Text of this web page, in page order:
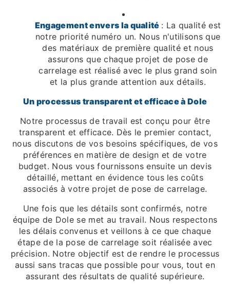
Engagement envers la qualité : La qualité est
notre priorité numéro un. Nous n'utilisons que
des matériaux de première qualité et nous
assurons que chaque projet de pose de
carrelage est réalisé avec le plus grand soin
et la plus grande attention aux détails.
Un processus transparent et efficace à Dole
Notre processus de travail est conçu pour être
transparent et efficace. Dès le premier contact,
nous discutons de vos besoins spécifiques, de vos
préférences en matière de design et de votre
budget. Nous vous fournissons ensuite un devis
détaillé, mettant en évidence tous les coûts
associés à votre projet de pose de carrelage.
Une fois que les détails sont confirmés, notre
équipe de Dole se met au travail. Nous respectons
les délais convenus et veillons à ce que chaque
étape de la pose de carrelage soit réalisée avec
précision. Notre objectif est de rendre le processus
aussi sans tracas que possible pour vous, tout en
assurant des résultats de qualité supérieure.